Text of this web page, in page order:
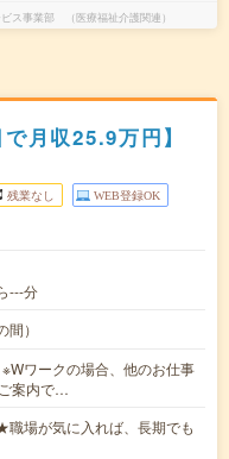
ス事業部 （医療福祉介護関連）
月収25.9万円】
残業なし WEB登録OK
---分
）
※Wワークの場合、他のお仕事
案内で…
場が気に入れば、長期でも